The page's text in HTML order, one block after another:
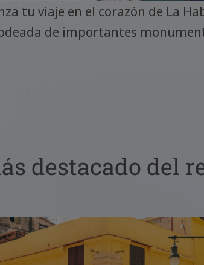
tu viaje en el corazón de La
de importantes
destacado del